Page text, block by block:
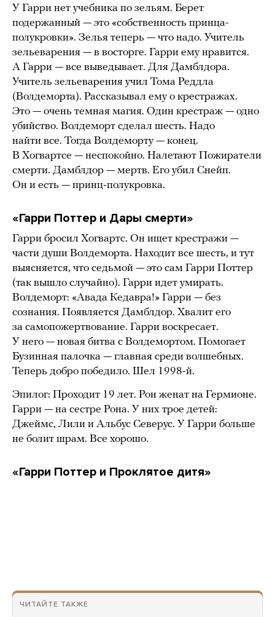
У Гарри нет учебника по зельям. Берет
подержанный — это «собственность принца-
полукровки». Зелья теперь — что надо. Учитель
зельеварения — в восторге. Гарри ему нравится.
А Гарри — все выведывает. Для Дамблдора.
Учитель зельеварения учил Тома Реддла
(Волдеморта). Рассказывал ему о крестражах.
Это — очень темная магия. Один крестраж — одно
убийство. Волдеморт сделал шесть. Надо
найти все. Тогда Волдеморту — конец.
В Хогвартсе — неспокойно. Налетают Пожиратели
смерти. Дамблдор — мертв. Его убил Снейп.
Он и есть — принц-полукровка.
«Гарри Поттер и Дары смерти»
Гарри бросил Хогвартс. Он ищет крестражи —
части души Волдеморта. Находит все шесть, и тут
выясняется, что седьмой — это сам Гарри Поттер
(так вышло случайно). Гарри идет умирать.
Волдеморт: «Авада Кедавра!» Гарри — без
сознания. Появляется Дамблдор. Хвалит его
за самопожертвование. Гарри воскресает.
У него — новая битва с Волдемортом. Помогает
Бузинная палочка — главная среди волшебных.
Теперь добро победило. Шел 1998-й.
Эпилог: Проходит 19 лет. Рон женат на Гермионе.
Гарри — на сестре Рона. У них трое детей:
Джеймс, Лили и Альбус Северус. У Гарри больше
не болит шрам. Все хорошо.
«Гарри Поттер и Проклятое дитя»
ЧИТАЙТЕ ТАКЖЕ